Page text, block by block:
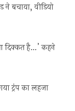
बचाया, वीडियो
दिक्कत है…’ कहने
ट्रंप का लहजा